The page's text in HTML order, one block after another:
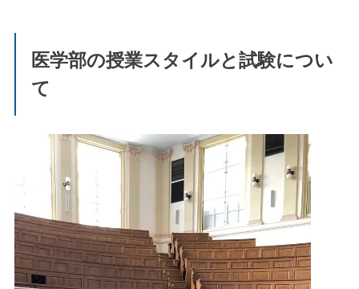
医学部の授業スタイルと試験につい
て